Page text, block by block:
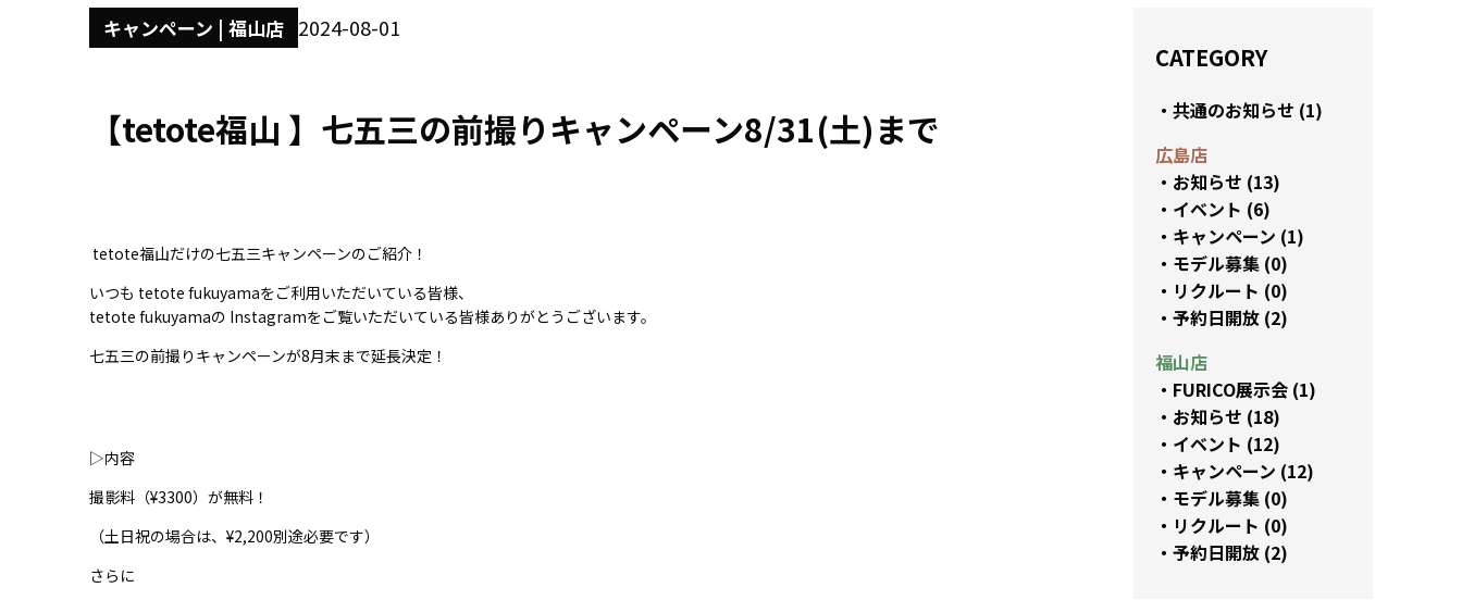
キャンペーン | 福山店 2024-08-01
【tetote福山 】七五三の前撮りキャンペーン8/31(土)まで
tetote福山だけの七五三キャンペーンのご紹介！
いつも tetote fukuyamaをご利用いただいている皆様、
tetote fukuyamaの Instagramをご覧いただいている皆様ありがとうございます。
七五三の前撮りキャンペーンが8月末まで延長決定！
▷内容
撮影料（¥3300）が無料！
（土日祝の場合は、¥2,200別途必要です）
さらに
CATEGORY
共通のお知らせ (1)
広島店
お知らせ (13)
イベント (6)
キャンペーン (1)
モデル募集 (0)
リクルート (0)
予約日開放 (2)
福山店
FURICO展示会 (1)
お知らせ (18)
イベント (12)
キャンペーン (12)
モデル募集 (0)
リクルート (0)
予約日開放 (2)